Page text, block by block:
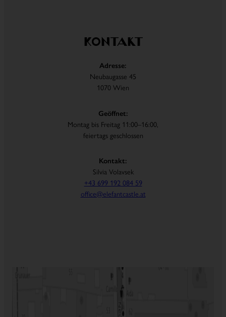
Kontakt
Adresse:
Neubaugasse 45
1070 Wien
Geöffnet:
Montag bis Freitag 11:00–16:00,
feiertags geschlossen
Kontakt:
Silvia Volavsek
+43 699 192 084 59
office@elefantcastle.at